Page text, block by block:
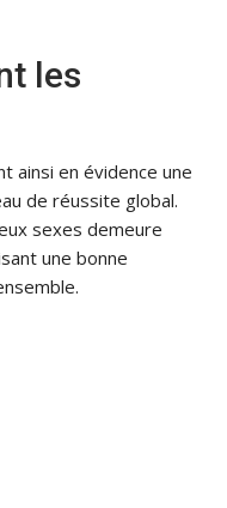
les
ainsi en évidence une
de réussite global.
sexes demeure
une bonne